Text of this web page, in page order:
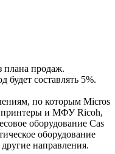
плана продаж.
будет составлять 5%.
по которым Micros
принтеры и МФУ Ricoh,
оборудование Cas
оборудование
направления.